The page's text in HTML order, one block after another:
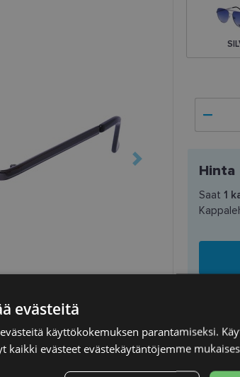
Hinta
Saat 1
evästeitä
käyttökokemuksen parantamiseksi.
kaikki evästeet evästekäytäntöjemme